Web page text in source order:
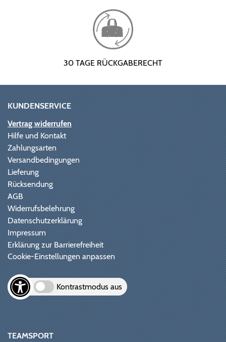
30 TAGE RÜCKGABERECHT
KUNDENSERVICE
Vertrag widerrufen
Hilfe und Kontakt
Zahlungsarten
Versandbedingungen
Lieferung
Rücksendung
AGB
Widerrufsbelehrung
Datenschutzerklärung
Impressum
Erklärung zur Barrierefreiheit
Cookie-Einstellungen anpassen
Kontrastmodus aus
TEAMSPORT